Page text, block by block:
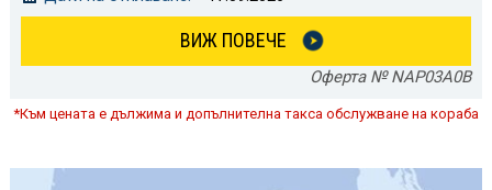
ВИЖ ПОВЕЧЕ
Оферта № NAP03A0B
*Към цената е дължима и допълнителна такса обслужване на кораба